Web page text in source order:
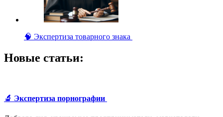
🧠 Экспертиза товарного знака
Новые статьи:
🔬 Экспертиза порнографии